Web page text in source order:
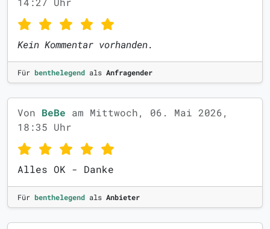
Kein Kommentar vorhanden.
Für benthelegend als Anfragender
Von BeBe am Mittwoch, 06. Mai 2026,
18:35 Uhr
Alles OK - Danke
Für benthelegend als Anbieter